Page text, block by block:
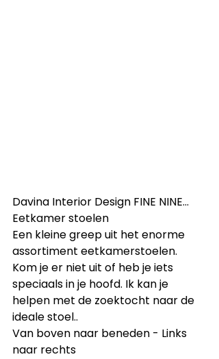
Davina Interior Design FINE NINE...
Eetkamer stoelen
Een kleine greep uit het enorme
assortiment eetkamerstoelen.
Kom je er niet uit of heb je iets
speciaals in je hoofd. Ik kan je
helpen met de zoektocht naar de
ideale stoel..
Van boven naar beneden - Links
naar rechts